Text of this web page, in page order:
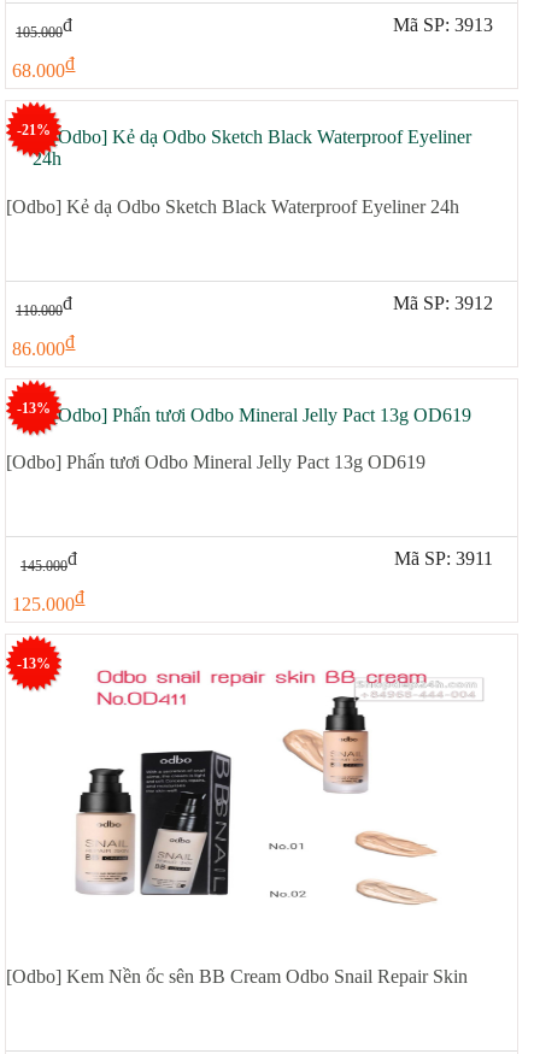
105.000đ
68.000đ
Mã SP: 3913
-21%
[Odbo] Kẻ dạ Odbo Sketch Black Waterproof Eyeliner 24h
110.000đ
86.000đ
Mã SP: 3912
-13%
[Odbo] Phấn tươi Odbo Mineral Jelly Pact 13g OD619
145.000đ
125.000đ
Mã SP: 3911
-13%
[Odbo] Kem Nền ốc sên BB Cream Odbo Snail Repair Skin